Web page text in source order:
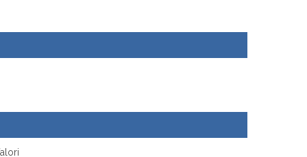
noi